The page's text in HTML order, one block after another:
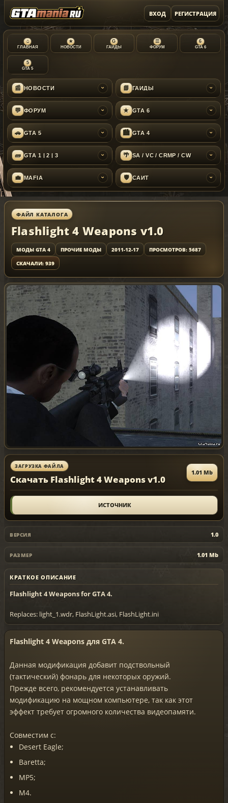
ВХОД РЕГИСТРАЦИЯ
⌂
ГЛАВНАЯ
★
НОВОСТИ
G
ГАЙДЫ
☰
ФОРУМ
6
GTA 6
5
GTA 5
📰 НОВОСТИ › 📘 ГАЙДЫ ›
💬 ФОРУМ › ★ GTA 6 ›
🚗 GTA 5 › 🏙 GTA 4 ›
🧱 GTA 1 | 2 | 3 › 🌴 SA / VC / CRMP / CW ›
💼 MAFIA › 🛡 САЙТ ›
ФАЙЛ КАТАЛОГА
Flashlight 4 Weapons v1.0
МОДЫ GTA 4 ПРОЧИЕ МОДЫ 2011-12-17
ПРОСМОТРОВ: 5687
СКАЧАЛИ: 939
ЗАГРУЗКА ФАЙЛА
Скачать Flashlight 4 Weapons v1.0
1.01 Mb
ИСТОЧНИК
ВЕРСИЯ 1.0
РАЗМЕР 1.01 Mb
КРАТКОЕ ОПИСАНИЕ
Flashlight 4 Weapons for GTA 4.
Replaces: light_1.wdr, FlashLight.asi, FlashLight.ini
Flashlight 4 Weapons для GTA 4.
Данная модификация добавит подствольный
(тактический) фонарь для некоторых оружий.
Прежде всего, рекомендуется устанавливать
модификацию на мощном компьютере, так как этот
эффект требует огромного количества видеопамяти.
Совместим с:
Desert Eagle;
Baretta;
MP5;
M4.